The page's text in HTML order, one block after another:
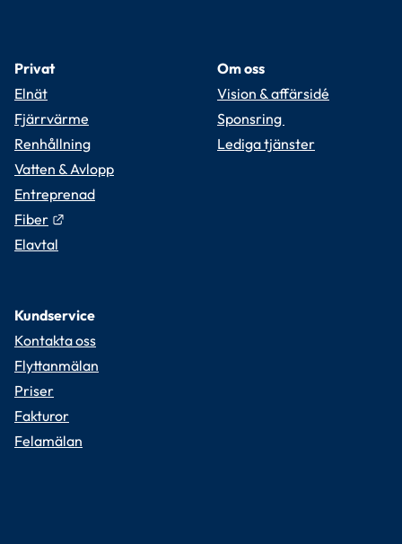
Privat
Elnät
Fjärrvärme
Renhållning
Vatten & Avlopp
Entreprenad
Fiber
Länk till annan webbplats.
Elavtal
Om oss
Vision & affärsidé
Sponsring
Lediga tjänster
Kundservice
Kontakta oss
Flyttanmälan
Priser
Fakturor
Felamälan